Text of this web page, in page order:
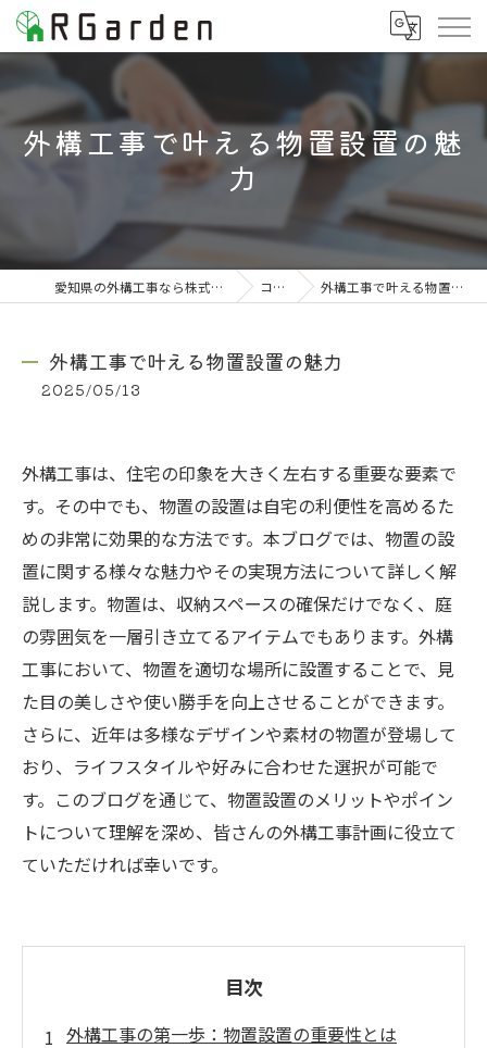
外構工事で叶える物置設置の魅
力
愛知県の外構工事なら株式会社RGarden コラム 外構工事で叶える物置設置の魅力
外構工事で叶える物置設置の魅力
2025/05/13
外構工事は、住宅の印象を大きく左右する重要な要素で
す。その中でも、物置の設置は自宅の利便性を高めるた
めの非常に効果的な方法です。本ブログでは、物置の設
置に関する様々な魅力やその実現方法について詳しく解
説します。物置は、収納スペースの確保だけでなく、庭
の雰囲気を一層引き立てるアイテムでもあります。外構
工事において、物置を適切な場所に設置することで、見
た目の美しさや使い勝手を向上させることができます。
さらに、近年は多様なデザインや素材の物置が登場して
おり、ライフスタイルや好みに合わせた選択が可能で
す。このブログを通じて、物置設置のメリットやポイン
トについて理解を深め、皆さんの外構工事計画に役立て
ていただければ幸いです。
目次
外構工事の第一歩：物置設置の重要性とは